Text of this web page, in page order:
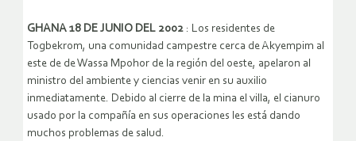
GHANA 18 DE JUNIO DEL 2002 : Los residentes de
Togbekrom, una comunidad campestre cerca de Akyempim al
este de de Wassa Mpohor de la región del oeste, apelaron al
ministro del ambiente y ciencias venir en su auxilio
inmediatamente. Debido al cierre de la mina el villa, el cianuro
usado por la compañía en sus operaciones les está dando
muchos problemas de salud.